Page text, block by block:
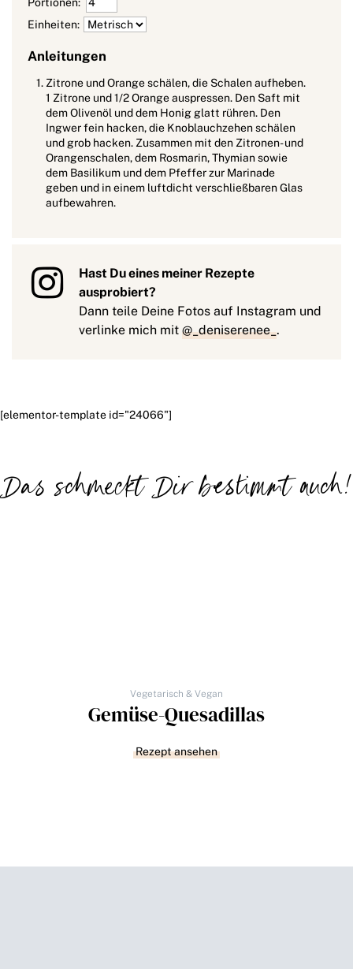
Einheiten:
Anleitungen
Zitrone und Orange schälen, die Schalen aufheben.
1 Zitrone und 1/2 Orange auspressen. Den Saft mit
dem Olivenöl und dem Honig glatt rühren. Den
Ingwer fein hacken, die Knoblauchzehen schälen
und grob hacken. Zusammen mit den Zitronen- und
Orangenschalen, dem Rosmarin, Thymian sowie
dem Basilikum und dem Pfeffer zur Marinade
geben und in einem luftdicht verschließbaren Glas
aufbewahren.
Hast Du eines meiner Rezepte
ausprobiert?
Dann teile Deine Fotos auf Instagram und
verlinke mich mit @_deniserenee_.
[elementor-template id="24066"]
Das schmeckt Dir bestimmt auch!
Vegetarisch & Vegan
Gemüse-Quesadillas
Rezept ansehen